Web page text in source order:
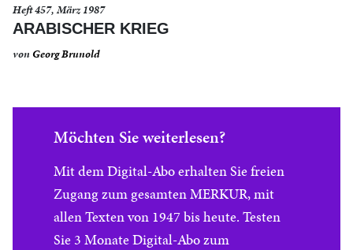
Heft 457, März 1987
ARABISCHER KRIEG
vonGeorg Brunold
Möchten Sie weiterlesen?
Mit dem Digital-Abo erhalten Sie freien
Zugang zum gesamten MERKUR, mit
allen Texten von 1947 bis heute. Testen
Sie 3 Monate Digital-Abo zum